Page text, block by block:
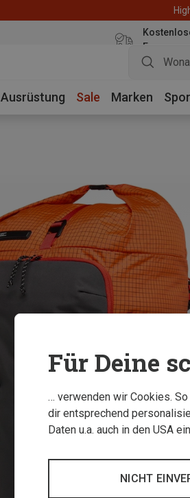
Euro
Ausrüstung Sale Marken
Für Deine
… verwenden wir Cookies.
dir entsprechend
Daten u.a. auch in den USA
NICHT